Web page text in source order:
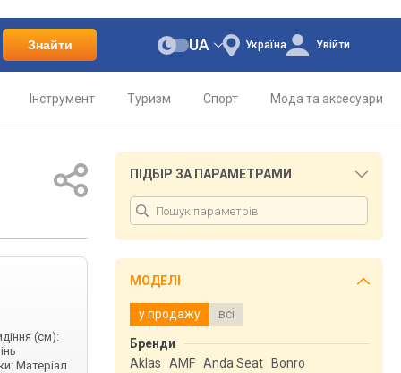
Знайти Україна
UA Увійти
Інструмент Туризм Спорт Мода та аксесуари
(см):
Матеріал
ПІДБІР ЗА ПАРАМЕТРАМИ
МОДЕЛІ
у продажу всі
Бренди
Aklas
AMF Anda Seat
Bonro